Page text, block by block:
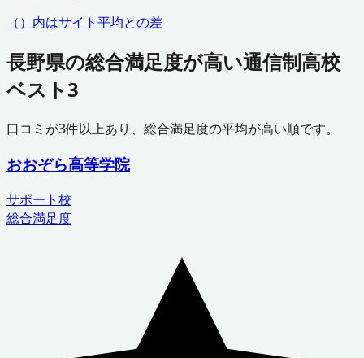
（）内はサイト平均との差
長野県の総合満足度が高い通信制高校
ベスト3
口コミが3件以上あり、総合満足度の平均が高い順です。
おおぞら高等学院
サポート校
総合満足度